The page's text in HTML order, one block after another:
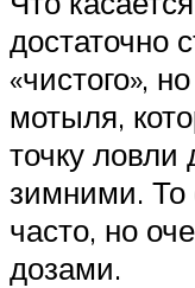
достаточно
«чистого»,
мотыля,
точку
зимними. То
часто, но
дозами.